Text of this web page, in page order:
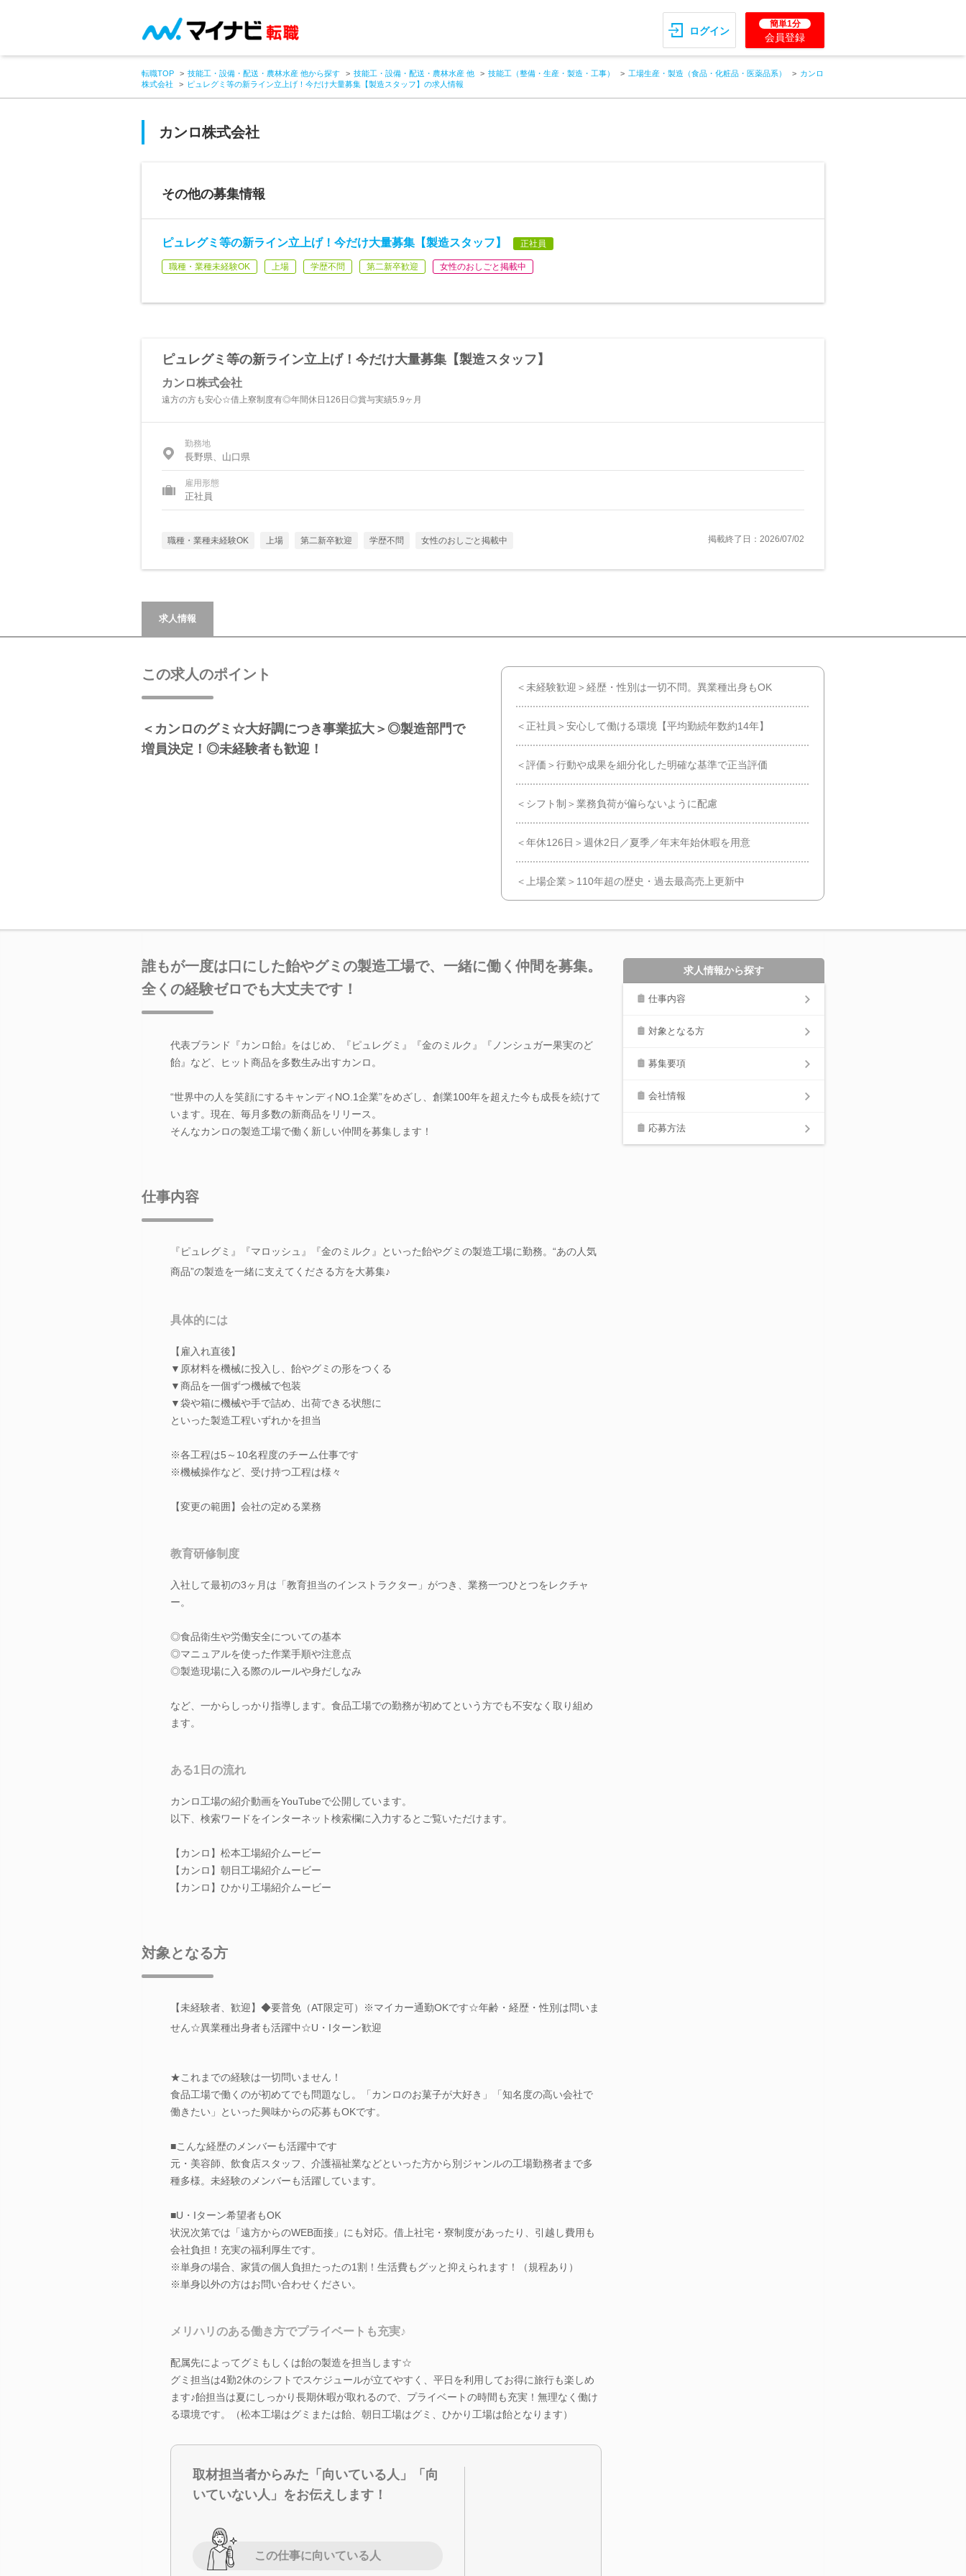
ログイン
簡単1分
会員登録
転職TOP 技能工・設備・配送・農林水産 他から探す 技能工・設備・配送・農林水産 他 技能工（整備・生産・製造・工事） 工場生産・製造（食品・化粧品・医薬品系）
カンロ
株式会社
ピュレグミ等の新ライン立上げ！今だけ大量募集【製造スタッフ】の求人情報
カンロ株式会社
その他の募集情報
ピュレグミ等の新ライン立上げ！今だけ大量募集【製造スタッフ】 正社員
職種・業種未経験OK 上場 学歴不問 第二新卒歓迎 女性のおしごと掲載中
ピュレグミ等の新ライン立上げ！今だけ大量募集【製造スタッフ】
カンロ株式会社
遠方の方も安心☆借上寮制度有◎年間休日126日◎賞与実績5.9ヶ月
勤務地
長野県、山口県
雇用形態
正社員
職種・業種未経験OK 上場 第二新卒歓迎 学歴不問 女性のおしごと掲載中 掲載終了日：2026/07/02
求人情報
この求人のポイント
＜カンロのグミ☆大好調につき事業拡大＞◎製造部門で
増員決定！◎未経験者も歓迎！
＜未経験歓迎＞経歴・性別は一切不問。異業種出身もOK
＜正社員＞安心して働ける環境【平均勤続年数約14年】
＜評価＞行動や成果を細分化した明確な基準で正当評価
＜シフト制＞業務負荷が偏らないように配慮
＜年休126日＞週休2日／夏季／年末年始休暇を用意
＜上場企業＞110年超の歴史・過去最高売上更新中
誰もが一度は口にした飴やグミの製造工場で、一緒に働く仲間を募集。
全くの経験ゼロでも大丈夫です！
代表ブランド『カンロ飴』をはじめ、『ピュレグミ』『金のミルク』『ノンシュガー果実のど
飴』など、ヒット商品を多数生み出すカンロ。
“世界中の人を笑顔にするキャンディNO.1企業”をめざし、創業100年を超えた今も成長を続けて
います。現在、毎月多数の新商品をリリース。
そんなカンロの製造工場で働く新しい仲間を募集します！
仕事内容
『ピュレグミ』『マロッシュ』『金のミルク』といった飴やグミの製造工場に勤務。“あの人気
商品”の製造を一緒に支えてくださる方を大募集♪
具体的には
【雇入れ直後】
▼原材料を機械に投入し、飴やグミの形をつくる
▼商品を一個ずつ機械で包装
▼袋や箱に機械や手で詰め、出荷できる状態に
といった製造工程いずれかを担当
※各工程は5～10名程度のチーム仕事です
※機械操作など、受け持つ工程は様々
【変更の範囲】会社の定める業務
教育研修制度
入社して最初の3ヶ月は「教育担当のインストラクター」がつき、業務一つひとつをレクチャ
ー。
◎食品衛生や労働安全についての基本
◎マニュアルを使った作業手順や注意点
◎製造現場に入る際のルールや身だしなみ
など、一からしっかり指導します。食品工場での勤務が初めてという方でも不安なく取り組め
ます。
ある1日の流れ
カンロ工場の紹介動画をYouTubeで公開しています。
以下、検索ワードをインターネット検索欄に入力するとご覧いただけます。
【カンロ】松本工場紹介ムービー
【カンロ】朝日工場紹介ムービー
【カンロ】ひかり工場紹介ムービー
対象となる方
【未経験者、歓迎】◆要普免（AT限定可）※マイカー通勤OKです☆年齢・経歴・性別は問いま
せん☆異業種出身者も活躍中☆U・Iターン歓迎
★これまでの経験は一切問いません！
食品工場で働くのが初めてでも問題なし。「カンロのお菓子が大好き」「知名度の高い会社で
働きたい」といった興味からの応募もOKです。
■こんな経歴のメンバーも活躍中です
元・美容師、飲食店スタッフ、介護福祉業などといった方から別ジャンルの工場勤務者まで多
種多様。未経験のメンバーも活躍しています。
■U・Iターン希望者もOK
状況次第では「遠方からのWEB面接」にも対応。借上社宅・寮制度があったり、引越し費用も
会社負担！充実の福利厚生です。
※単身の場合、家賃の個人負担たったの1割！生活費もグッと抑えられます！（規程あり）
※単身以外の方はお問い合わせください。
メリハリのある働き方でプライベートも充実♪
配属先によってグミもしくは飴の製造を担当します☆
グミ担当は4勤2休のシフトでスケジュールが立てやすく、平日を利用してお得に旅行も楽しめ
ます♪飴担当は夏にしっかり長期休暇が取れるので、プライベートの時間も充実！無理なく働け
る環境です。（松本工場はグミまたは飴、朝日工場はグミ、ひかり工場は飴となります）
取材担当者からみた「向いている人」「向
いていない人」をお伝えします！
この仕事に向いている人
求人情報から探す
仕事内容
対象となる方
募集要項
会社情報
応募方法